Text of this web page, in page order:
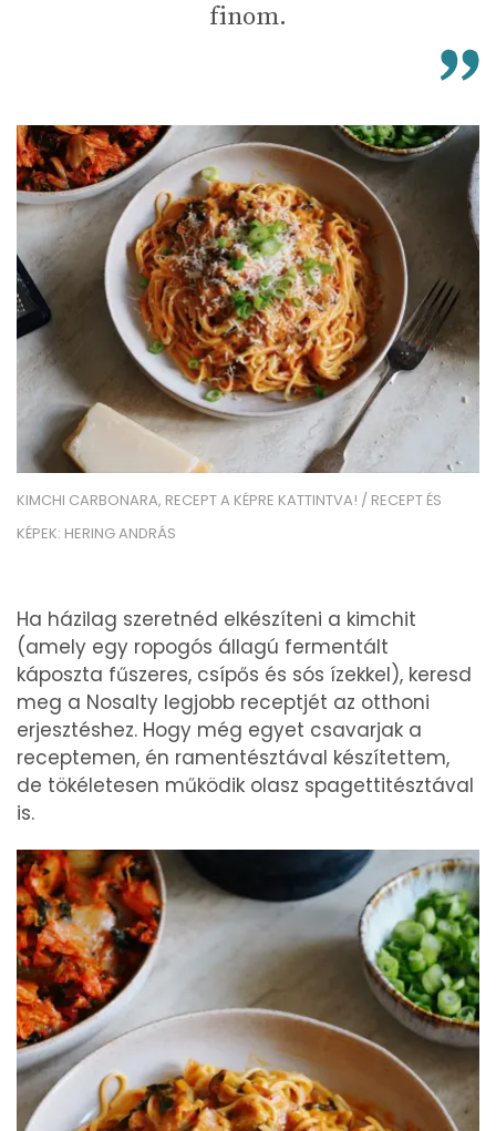
finom.
KIMCHI CARBONARA, RECEPT A KÉPRE KATTINTVA! / RECEPT ÉS
KÉPEK: HERING ANDRÁS
Ha házilag szeretnéd elkészíteni a kimchit
(amely egy ropogós állagú fermentált
káposzta fűszeres, csípős és sós ízekkel), keresd
meg a Nosalty legjobb receptjét az otthoni
erjesztéshez. Hogy még egyet csavarjak a
receptemen, én ramentésztával készítettem,
de tökéletesen működik olasz spagettitésztával
is.